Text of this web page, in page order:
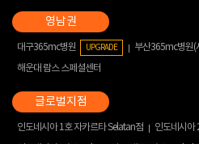
대구365mc병원 UPGRADE 부산365mc병원(
해운대 람스 스페셜센터
인도네시아 1호 자카르타 Selatan점
인도네시아